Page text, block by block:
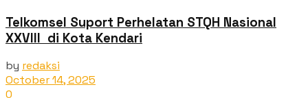
Telkomsel Suport Perhelatan STQH Nasional
XXVIII di Kota Kendari
by redaksi
October 14, 2025
0